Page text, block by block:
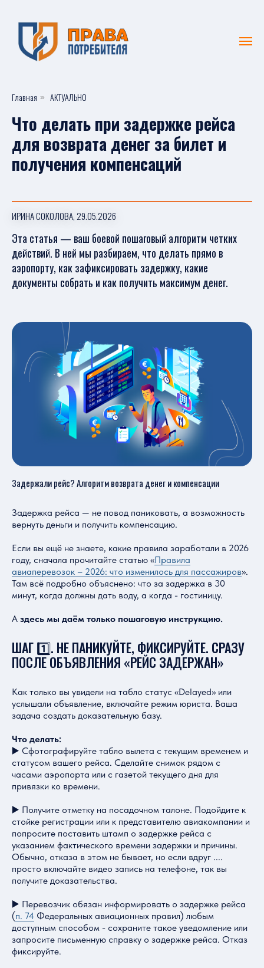
Главная » АКТУАЛЬНО
Что делать при задержке рейса
для возврата денег за билет и
получения компенсаций
ИРИНА СОКОЛОВА, 29.05.2026
Эта статья — ваш боевой пошаговый алгоритм четких
действий. В ней мы разбираем, что делать прямо в
аэропорту, как зафиксировать задержку, какие
документы собрать и как получить максимум денег.
Задержали рейс? Алгоритм возврата денег и компенсации
Задержка рейса — не повод паниковать, а возможность
вернуть деньги и получить компенсацию.
Если вы ещё не знаете, какие правила заработали в 2026
году, сначала прочитайте статью «Правила
авиаперевозок – 2026: что изменилось для пассажиров».
Там всё подробно объяснено: что за задержка в 30
минут, когда должны дать воду, а когда - гостиницу.
А здесь мы даём только пошаговую инструкцию.
ШАГ 1️⃣. НЕ ПАНИКУЙТЕ, ФИКСИРУЙТЕ. СРАЗУ
ПОСЛЕ ОБЪЯВЛЕНИЯ «РЕЙС ЗАДЕРЖАН»
Как только вы увидели на табло статус «Delayed» или
услышали объявление, включайте режим юриста. Ваша
задача создать доказательную базу.
Что делать:
▶️ Сфотографируйте табло вылета с текущим временем и
статусом вашего рейса. Сделайте снимок рядом с
часами аэропорта или с газетой текущего дня для
привязки ко времени.
▶️ Получите отметку на посадочном талоне. Подойдите к
стойке регистрации или к представителю авиакомпании и
попросите поставить штамп о задержке рейса с
указанием фактического времени задержки и причины.
Обычно, отказа в этом не бывает, но если вдруг ....
просто включайте видео запись на телефоне, так вы
получите доказательства.
▶️ Перевозчик обязан информировать о задержке рейса
(п. 74 Федеральных авиационных правил) любым
доступным способом - сохраните такое уведомление или
запросите письменную справку о задержке рейса. Отказ
фиксируйте.